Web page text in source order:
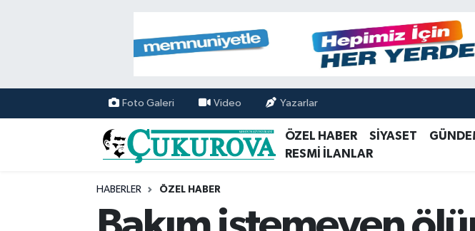
Foto Galeri Video Yazarlar
ÖZEL HABER SİYASET
RESMİ İLANLAR
HABERLER ÖZEL HABER
Mersin Nöbetçi Eczaneler
Mersin Hava Durumu
Mersin Namaz Vakitleri
Mersin Trafik Yoğunluk Haritası